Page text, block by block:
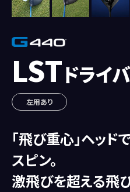
LSTドライ
左用あり
「飛び重心」ヘッ
スピン。
激飛びを超える飛